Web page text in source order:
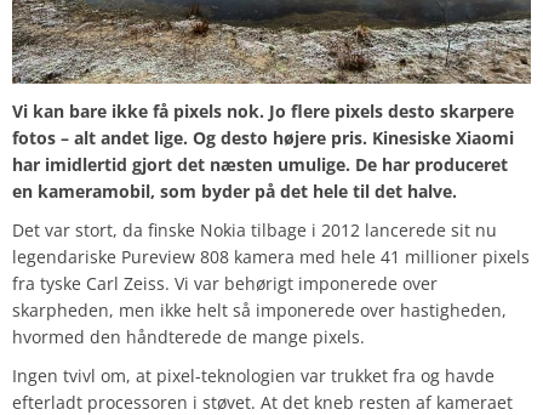
Vi kan bare ikke få pixels nok. Jo flere pixels desto skarpere
fotos – alt andet lige. Og desto højere pris. Kinesiske Xiaomi
har imidlertid gjort det næsten umulige. De har produceret
en kameramobil, som byder på det hele til det halve.
Det var stort, da finske Nokia tilbage i 2012 lancerede sit nu
legendariske Pureview 808 kamera med hele 41 millioner pixels
fra tyske Carl Zeiss. Vi var behørigt imponerede over
skarpheden, men ikke helt så imponerede over hastigheden,
hvormed den håndterede de mange pixels.
Ingen tvivl om, at pixel-teknologien var trukket fra og havde
efterladt processoren i støvet. At det kneb resten af kameraet